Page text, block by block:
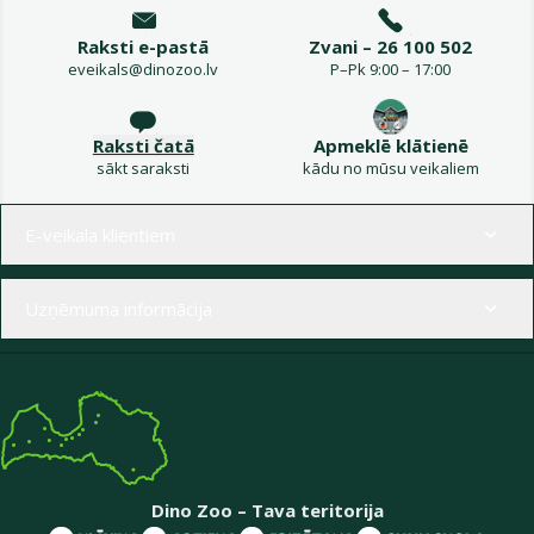
Raksti e-pastā
eveikals@dinozoo.lv
Zvani – 26 100 502
P–Pk 9:00 – 17:00
Raksti čatā
sākt saraksti
Apmeklē klātienē
kādu no mūsu veikaliem
Dino Zoo – Tava teritorija